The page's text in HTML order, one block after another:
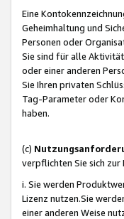
Eine
Geheimhaltung und
Personen oder
Sie sind für alle
oder einer anderen
Sie Ihren privaten
Tag-Parameter oder
haben.
(c)
verpflichten Sie sich
i. Sie werden
Lizenz nutzen.Sie
einer anderen Weise